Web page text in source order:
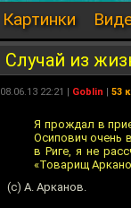
Картинки
Случай из
08.06.13 22:21 | Goblin | 53
Я прождал в
Осипович очень
в Риге, я не
«Товарищ
(с) А. Арканов.